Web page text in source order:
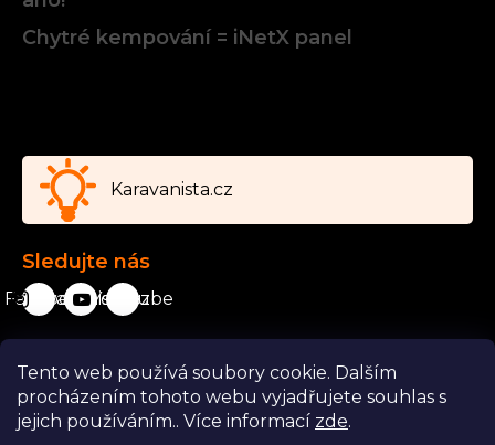
Tento web používá soubory cookie. Dalším
procházením tohoto webu vyjadřujete souhlas s
jejich používáním.. Více informací zde.
Chytré kempování = iNetX panel
Karavanista.cz
Sledujte nás
Facebook
karavanista.cz
YouTube
Odstoupit od smlouvy